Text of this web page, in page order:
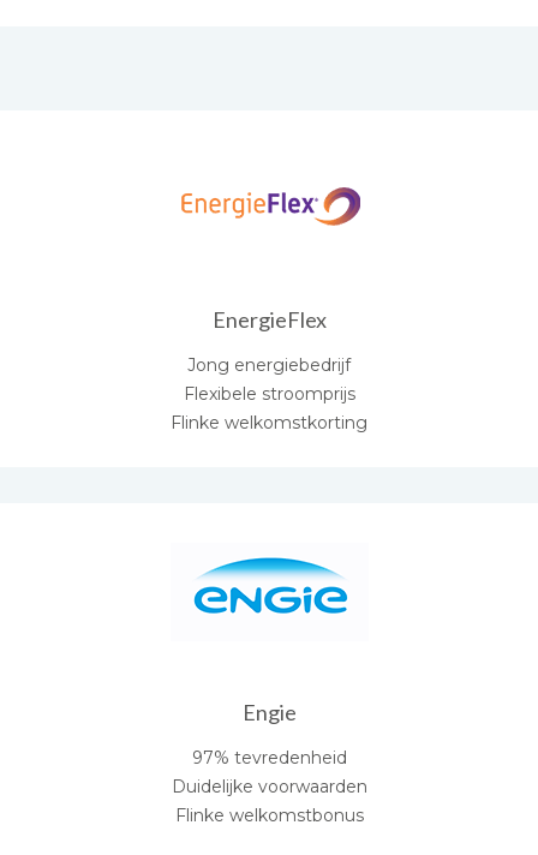
EnergieFlex
Jong energiebedrijf
Flexibele stroomprijs
Flinke welkomstkorting
Engie
97% tevredenheid
Duidelijke voorwaarden
Flinke welkomstbonus